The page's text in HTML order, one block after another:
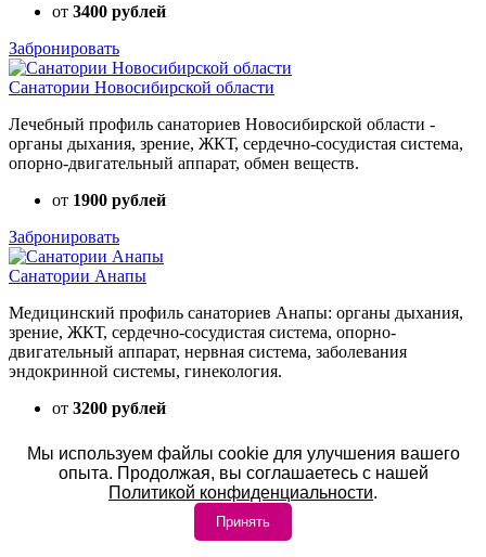
от 3400 рублей
Забронировать
Санатории Новосибирской области
Лечебный профиль санаториев Новосибирской области -
органы дыхания, зрение, ЖКТ, сердечно-сосудистая система,
опорно-двигательный аппарат, обмен веществ.
от 1900 рублей
Забронировать
Санатории Анапы
Медицинский профиль санаториев Анапы: органы дыхания,
зрение, ЖКТ, сердечно-сосудистая система, опорно-
двигательный аппарат, нервная система, заболевания
эндокринной системы, гинекология.
от 3200 рублей
Забронировать
Санатории Ивановской области
Лечебный профиль санаториев Ивановской области - органы
дыхания, зрение, ЖКТ, сердечно-сосудистая система, опорно-
Мы используем файлы cookie для улучшения вашего
опыта. Продолжая, вы соглашаетесь с нашей
Политикой конфиденциальности.
Принять